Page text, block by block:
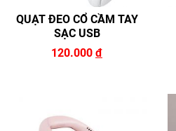
QUẠT ĐEO CỔ CẦM TAY
SẠC USB
120.000 đ